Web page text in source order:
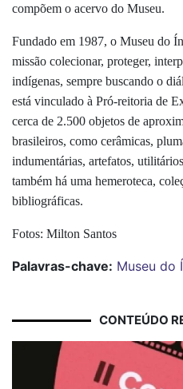
compõem o acervo do Museu.
Fundado em 1987, o Museu do
missão colecionar, proteger,
indígenas, sempre buscando o
está vinculado à Pró-reitoria de
cerca de 2.500 objetos de
brasileiros, como cerâmicas,
indumentárias, artefatos,
também há uma hemeroteca,
bibliográficas.
Fotos: Milton Santos
Palavras-chave: Museu do
CONTEÚDO